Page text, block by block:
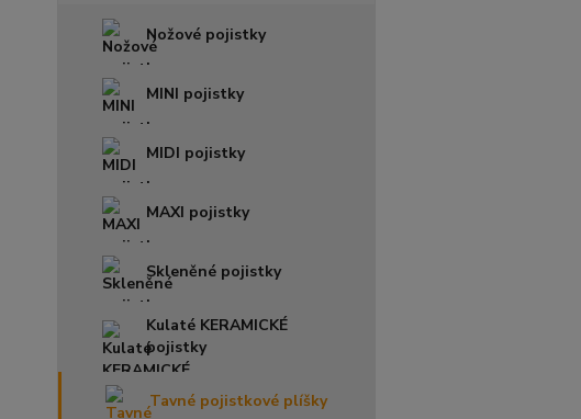
Nožové pojistky
MINI pojistky
MIDI pojistky
MAXI pojistky
Skleněné pojistky
Kulaté KERAMICKÉ
pojistky
Tavné pojistkové plíšky